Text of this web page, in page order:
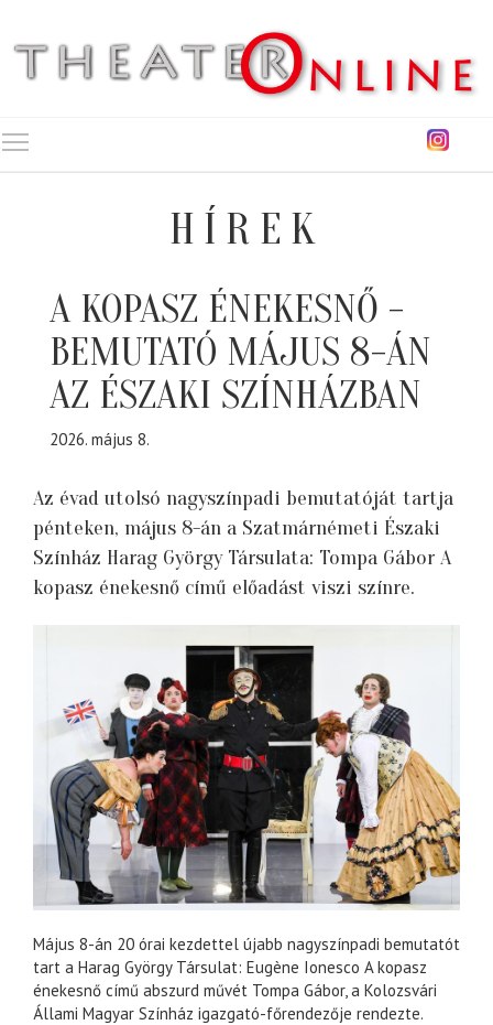
HÍREK
A KOPASZ ÉNEKESNŐ -
BEMUTATÓ MÁJUS 8-ÁN
AZ ÉSZAKI SZÍNHÁZBAN
2026. május 8.
Az évad utolsó nagyszínpadi bemutatóját tartja
pénteken, május 8-án a Szatmárnémeti Északi
Színház Harag György Társulata: Tompa Gábor A
kopasz énekesnő című előadást viszi színre.
Május 8-án 20 órai kezdettel újabb nagyszínpadi bemutatót
tart a Harag György Társulat: Eugène Ionesco A kopasz
énekesnő című abszurd művét Tompa Gábor, a Kolozsvári
Állami Magyar Színház igazgató-főrendezője rendezte.